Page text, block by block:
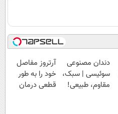
دندان مصنوعی
سوئیسی | سبک،
مقاوم، طبیعی!
آرتروز مفاصل
خود را به طور
قطعی درمان